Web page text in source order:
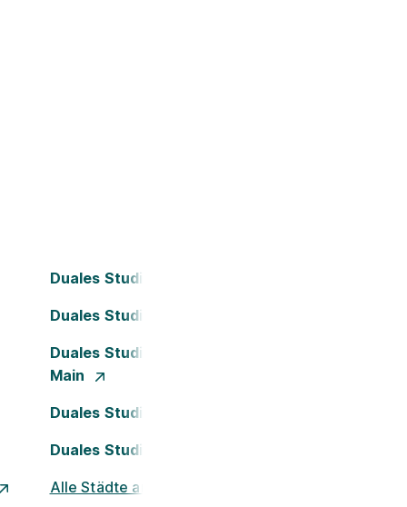
Duales Studium Bielefeld
Duales Studium Dortmund
Duales Studium Frankfurt am
Main
Duales Studium Köln
Duales Studium Nürnberg
Alle Städte ansehen